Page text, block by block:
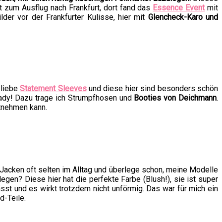
Ausflug nach Frankfurt, dort fand das Essence Eventmit
vor der Frankfurter Kulisse, hier mit Glencheck-Karo und
liebeStatement Sleevesund diese hier sind besonders schön
Dazu trage ich Strumpfhosen und Booties von Deichmann.
kann.
oft selten im Alltag und überlege schon, meine Modelle
Diese hier hat die perfekte Farbe (Blush!), sie ist super
und es wirkt trotzdem nicht unförmig. Das war für mich ein
Teile.